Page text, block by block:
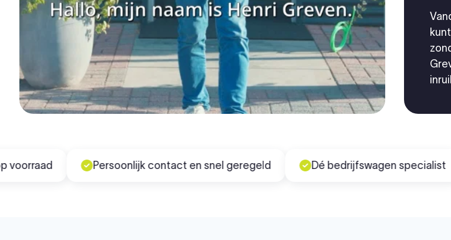
Persoonlijk contact en snel geregeld Dé bedrijfswagen specialist